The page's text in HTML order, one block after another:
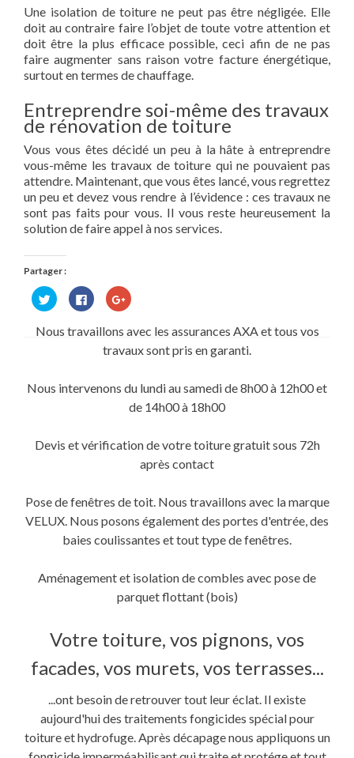
Une isolation de toiture ne peut pas être négligée. Elle
doit au contraire faire l’objet de toute votre attention et
doit être la plus efficace possible, ceci afin de ne pas
faire augmenter sans raison votre facture énergétique,
surtout en termes de chauffage.
Entreprendre soi-même des travaux
de rénovation de toiture
Vous vous êtes décidé un peu à la hâte à entreprendre
vous-même les travaux de toiture qui ne pouvaient pas
attendre. Maintenant, que vous êtes lancé, vous regrettez
un peu et devez vous rendre à l’évidence : ces travaux ne
sont pas faits pour vous. Il vous reste heureusement la
solution de faire appel à nos services.
Partager :
Cliquez
pour
partager
Twitter(ouvre
Cliquez
pour
partager
sur
Facebook(ouvre
dans
une
Cliquez
pour
Google+
dans
fenêtre)
Nous travaillons avec les assurances AXA et tous vos
travaux sont pris en garanti.
Nous intervenons du lundi au samedi de 8h00 à 12h00 et
de 14h00 à 18h00
Devis et vérification de votre toiture gratuit sous 72h
après contact
Pose de fenêtres de toit. Nous travaillons avec la marque
VELUX. Nous posons également des portes d'entrée, des
baies coulissantes et tout type de fenêtres.
Aménagement et isolation de combles avec pose de
parquet flottant (bois)
Votre toiture, vos pignons, vos
facades, vos murets, vos terrasses...
...ont besoin de retrouver tout leur éclat. Il existe
aujourd'hui des traitements fongicides spécial pour
toiture et hydrofuge. Après décapage nous appliquons un